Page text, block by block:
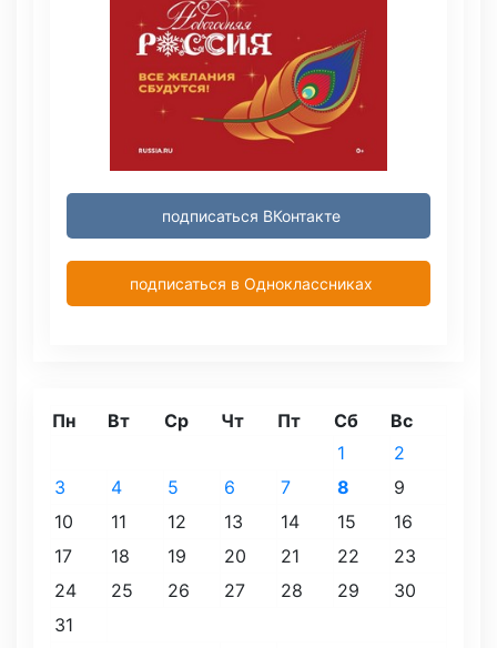
подписаться ВКонтакте
подписаться в Одноклассниках
Пн Вт Ср Чт Пт Сб
Вс
1
2
3
4 5 6 7 8
9
10
11 12 13 14 15
16
17
18 19 20 21 22
23
24
25 26 27 28 29
30
31